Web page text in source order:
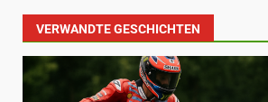
VERWANDTE GESCHICHTEN